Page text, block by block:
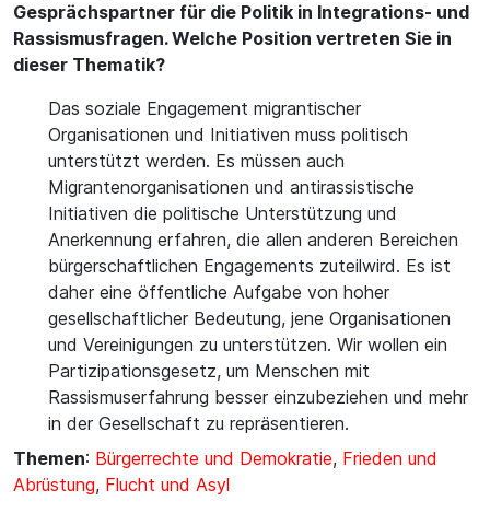
Gesprächspartner für die Politik in Integrations- und
Rassismusfragen. Welche Position vertreten Sie in
dieser Thematik?
Das soziale Engagement migrantischer
Organisationen und Initiativen muss politisch
unterstützt werden. Es müssen auch
Migrantenorganisationen und antirassistische
Initiativen die politische Unterstützung und
Anerkennung erfahren, die allen anderen Bereichen
bürgerschaftlichen Engagements zuteilwird. Es ist
daher eine öffentliche Aufgabe von hoher
gesellschaftlicher Bedeutung, jene Organisationen
und Vereinigungen zu unterstützen. Wir wollen ein
Partizipationsgesetz, um Menschen mit
Rassismuserfahrung besser einzubeziehen und mehr
in der Gesellschaft zu repräsentieren.
Themen: Bürgerrechte und Demokratie, Frieden und
Abrüstung, Flucht und Asyl